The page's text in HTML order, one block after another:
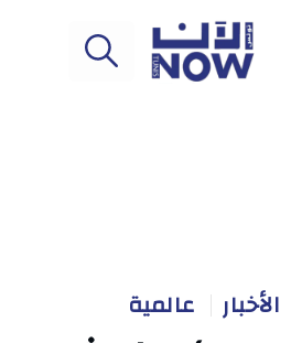
الأخبار عالمية